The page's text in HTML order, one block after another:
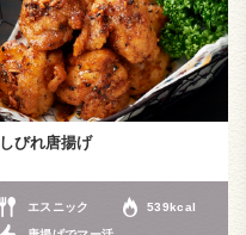
しびれ唐揚げ
エスニック 539kcal